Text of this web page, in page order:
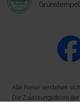
Grünstempel
Alle Preise verstehen
Die Zulassungsdaten